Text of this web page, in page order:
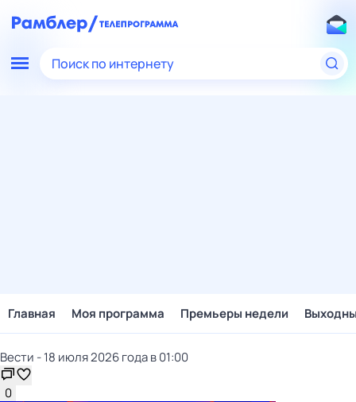
Поиск по интернету
Главная Моя программа Премьеры недели
Вести - 18 июля 2026 года в 01:00
0